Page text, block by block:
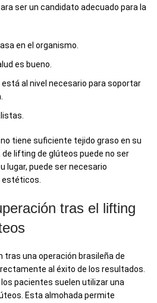
ser un candidato adecuado para la
en el organismo.
es bueno.
está al nivel necesario para soportar
tiene suficiente tejido graso en su
lifting de glúteos puede no ser
lugar, puede ser necesario
tras el lifting
tras una operación brasileña de
al éxito de los resultados.
pacientes suelen utilizar una
Esta almohada permite